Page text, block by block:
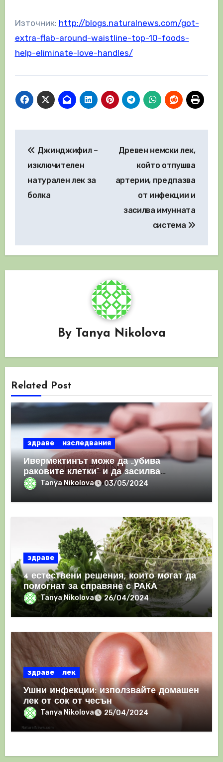
Източник: http://blogs.naturalnews.com/got-
extra-flab-around-waistline-top-10-foods-
help-eliminate-love-handles/
Джинджифил –
изключителен
натурален лек за
болка
Древен немски лек,
който отпушва
артерии, предпазва
от инфекции и
засилва имунната
система
By Tanya Nikolova
Related Post
здраве изследвания
Ивермектинът може да „убива
раковите клетки“ и да засилва
имунния отговор
Tanya Nikolova 03/05/2024
здраве
4 естествени решения, които могат да
помогнат за справяне с РАКА
Tanya Nikolova 26/04/2024
здраве лек
Ушни инфекции: използвайте домашен
лек от сок от чесън
Tanya Nikolova 25/04/2024